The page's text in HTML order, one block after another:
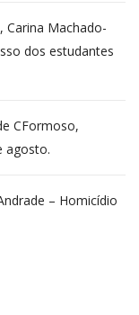
Carina Machado-
dos estudantes
CFormoso,
agosto.
– Homicídio